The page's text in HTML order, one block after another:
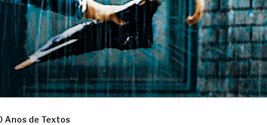
Anos de Textos